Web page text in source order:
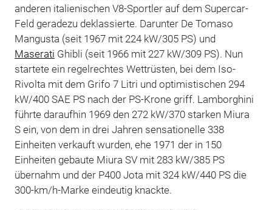
anderen italienischen V8-Sportler auf dem Supercar-
Feld geradezu deklassierte. Darunter De Tomaso
Mangusta (seit 1967 mit 224 kW/305 PS) und
Maserati Ghibli (seit 1966 mit 227 kW/309 PS). Nun
startete ein regelrechtes Wettrüsten, bei dem Iso-
Rivolta mit dem Grifo 7 Litri und optimistischen 294
kW/400 SAE PS nach der PS-Krone griff. Lamborghini
führte daraufhin 1969 den 272 kW/370 starken Miura
S ein, von dem in drei Jahren sensationelle 338
Einheiten verkauft wurden, ehe 1971 der in 150
Einheiten gebaute Miura SV mit 283 kW/385 PS
übernahm und der P400 Jota mit 324 kW/440 PS die
300-km/h-Marke eindeutig knackte.